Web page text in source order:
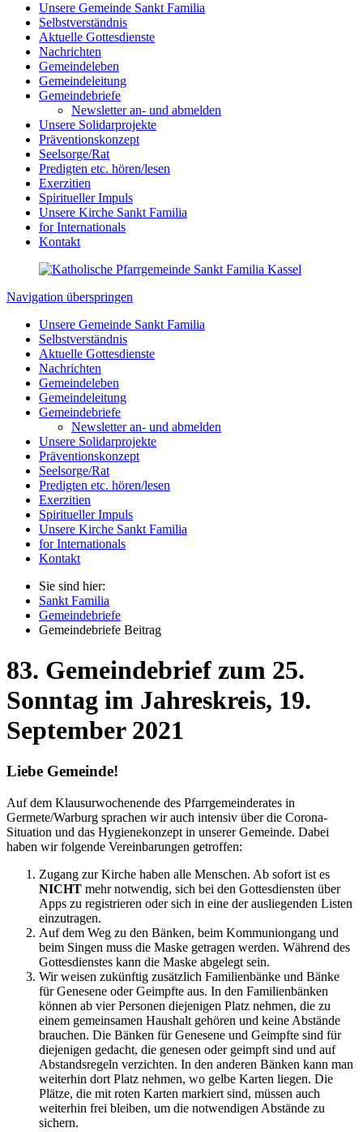
Unsere Gemeinde Sankt Familia
Selbstverständnis
Aktuelle Gottesdienste
Nachrichten
Gemeindeleben
Gemeindeleitung
Gemeindebriefe
Newsletter an- und abmelden
Unsere Solidarprojekte
Präventionskonzept
Seelsorge/Rat
Predigten etc. hören/lesen
Exerzitien
Spiritueller Impuls
Unsere Kirche Sankt Familia
for Internationals
Kontakt
Navigation überspringen
Unsere Gemeinde Sankt Familia
Selbstverständnis
Aktuelle Gottesdienste
Nachrichten
Gemeindeleben
Gemeindeleitung
Gemeindebriefe
Newsletter an- und abmelden
Unsere Solidarprojekte
Präventionskonzept
Seelsorge/Rat
Predigten etc. hören/lesen
Exerzitien
Spiritueller Impuls
Unsere Kirche Sankt Familia
for Internationals
Kontakt
Sie sind hier:
Sankt Familia
Gemeindebriefe
Gemeindebriefe Beitrag
83. Gemeindebrief zum 25.
Sonntag im Jahreskreis, 19.
September 2021
Liebe Gemeinde!
Auf dem Klausurwochenende des Pfarrgemeinderates in
Germete/Warburg sprachen wir auch intensiv über die Corona-
Situation und das Hygienekonzept in unserer Gemeinde. Dabei
haben wir folgende Vereinbarungen getroffen:
Zugang zur Kirche haben alle Menschen. Ab sofort ist es
NICHT mehr notwendig, sich bei den Gottesdiensten über
Apps zu registrieren oder sich in eine der ausliegenden Listen
einzutragen.
Auf dem Weg zu den Bänken, beim Kommuniongang und
beim Singen muss die Maske getragen werden. Während des
Gottesdienstes kann die Maske abgelegt sein.
Wir weisen zukünftig zusätzlich Familienbänke und Bänke
für Genesene oder Geimpfte aus. In den Familienbänken
können ab vier Personen diejenigen Platz nehmen, die zu
einem gemeinsamen Haushalt gehören und keine Abstände
brauchen. Die Bänken für Genesene und Geimpfte sind für
diejenigen gedacht, die genesen oder geimpft sind und auf
Abstandsregeln verzichten. In den anderen Bänken kann man
weiterhin dort Platz nehmen, wo gelbe Karten liegen. Die
Plätze, die mit roten Karten markiert sind, müssen auch
weiterhin frei bleiben, um die notwendigen Abstände zu
sichern.